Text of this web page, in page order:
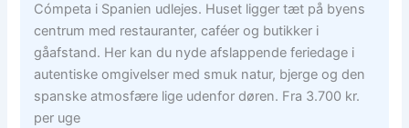
Cómpeta i Spanien udlejes. Huset ligger tæt på byens
centrum med restauranter, caféer og butikker i
gåafstand. Her kan du nyde afslappende feriedage i
autentiske omgivelser med smuk natur, bjerge og den
spanske atmosfære lige udenfor døren. Fra 3.700 kr.
per uge